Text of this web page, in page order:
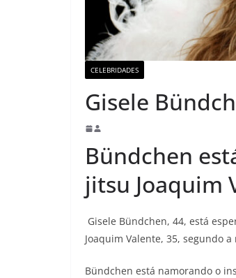
CELEBRIDADES
Gisele
Bündchen
jitsu Joaquim
Gisele Bündchen, 44, está
Joaquim Valente, 35, segundo a
Bündchen está namorando o